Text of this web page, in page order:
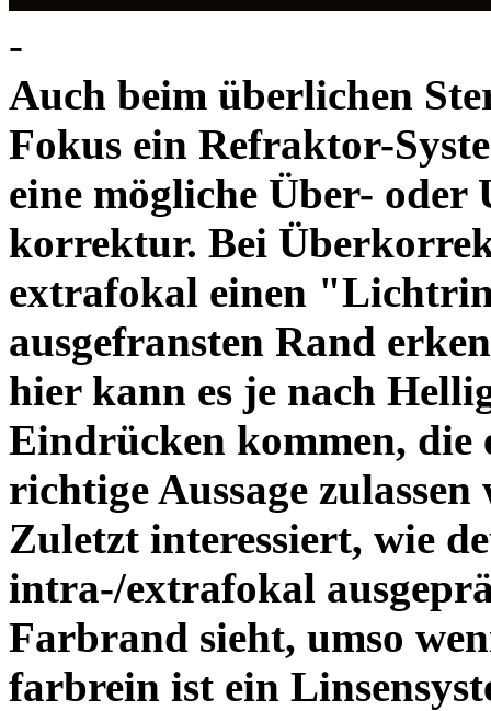
-
Auch beim überlichen
Fokus ein Refraktor-
eine mögliche Über- oder
korrektur. Bei
extrafokal einen
ausgefransten Rand
hier kann es je nach
Eindrücken kommen, die
richtige Aussage zulassen
Zuletzt interessiert, wie
intra-/extrafokal
Farbrand sieht, umso
farbrein ist ein